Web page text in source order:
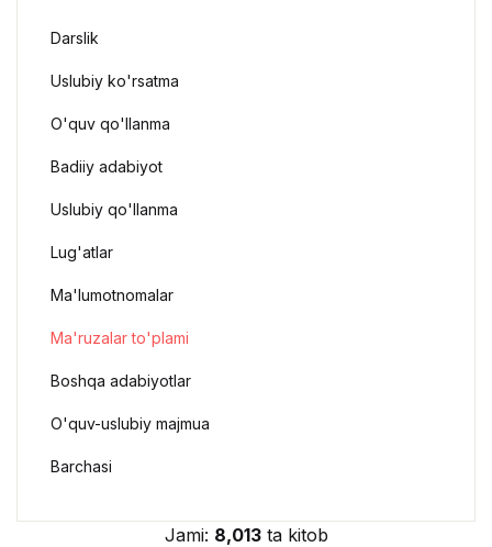
Jami: 8,013ta kitob
Darslik
Uslubiy ko'rsatma
O'quv qo'llanma
Badiiy adabiyot
Uslubiy qo'llanma
Lug'atlar
Ma'lumotnomalar
Ma'ruzalar to'plami
Boshqa adabiyotlar
O'quv-uslubiy majmua
Barchasi